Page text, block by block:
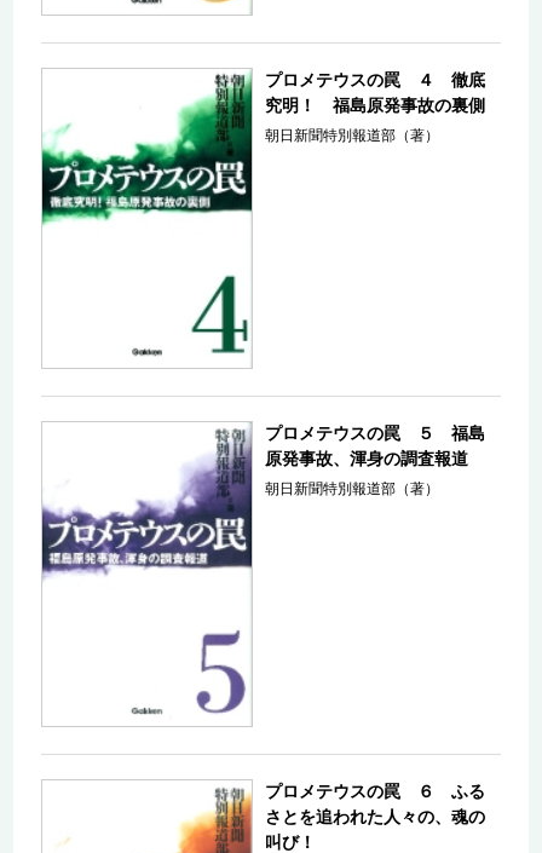
プロメテウスの罠 ４ 徹底
究明！ 福島原発事故の裏側
朝日新聞特別報道部（著）
プロメテウスの罠 ５ 福島
原発事故、渾身の調査報道
朝日新聞特別報道部（著）
プロメテウスの罠 ６ ふる
さとを追われた人々の、魂の
叫び！